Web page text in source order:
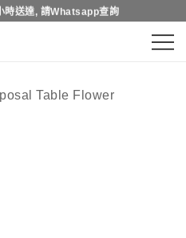
時送達, 請Whatsapp查詢
時送達, 請Whatsapp查詢
Table Flower